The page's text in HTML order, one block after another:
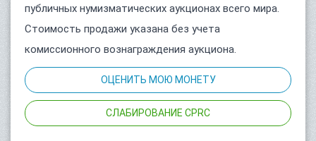
публичных нумизматических аукционах всего мира.
Стоимость продажи указана без учета
комиссионного вознаграждения аукциона.
ОЦЕНИТЬ МОЮ МОНЕТУ
СЛАБИРОВАНИЕ CPRC